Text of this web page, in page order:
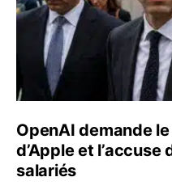
OpenAI demande
d’Apple et
salariés